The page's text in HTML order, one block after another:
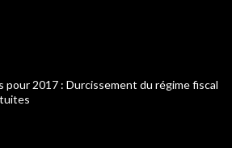
pour 2017 : Durcissement du régime fiscal